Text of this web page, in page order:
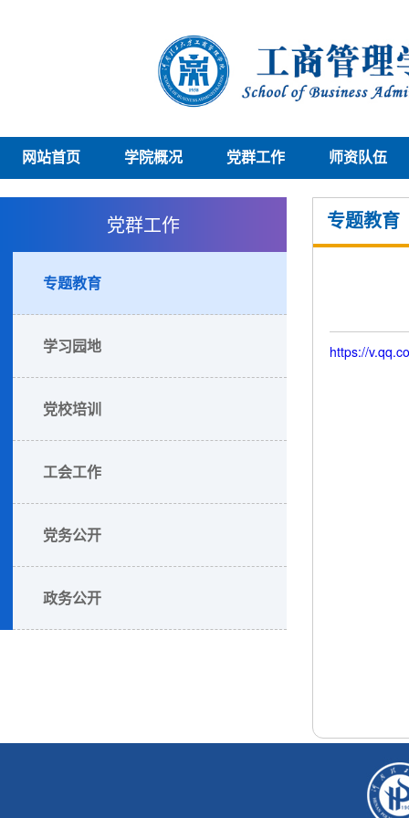
网站首页 学院概况 党群工作 师资队伍
党群工作
专题教育
学习园地
党校培训
工会工作
党务公开
政务公开
专题教育
https://